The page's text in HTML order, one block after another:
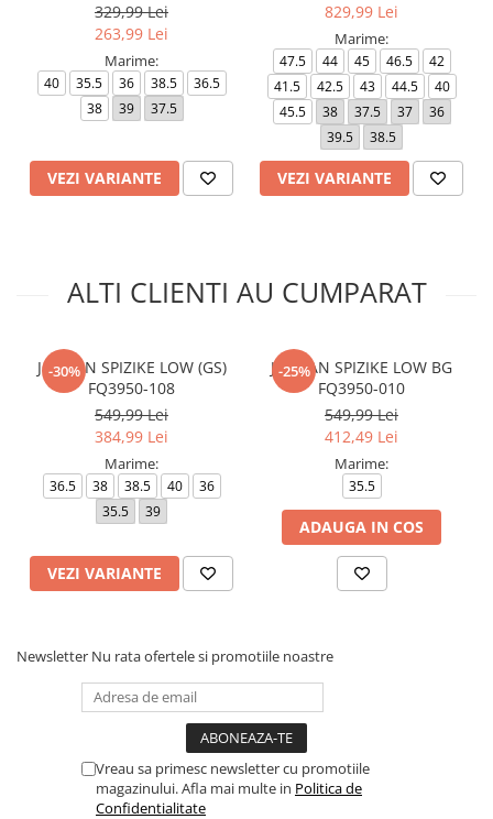
329,99 Lei
263,99 Lei
Marime:
40 35.5 36 38.5
36.5
38
39 37.5
VEZI VARIANTE
829,99 Lei
Marime:
47.5 44 45 46.5
42
41.5
42.5 43 44.5
40
45.5
38 37.5 37
36
39.5
38.5
VEZI VARIANTE
ALTI CLIENTI AU CUMPARAT
-30%
JORDAN SPIZIKE LOW (GS)
FQ3950-108
549,99 Lei
384,99 Lei
Marime:
36.5 38 38.5 40
36
35.5
39
VEZI VARIANTE
-25%
JORDAN SPIZIKE LOW BG
FQ3950-010
549,99 Lei
412,49 Lei
Marime:
35.5
ADAUGA IN COS
Newsletter Nu rata ofertele si promotiile noastre
Vreau sa primesc newsletter cu promotiile
magazinului. Afla mai multe in Politica de
Confidentialitate